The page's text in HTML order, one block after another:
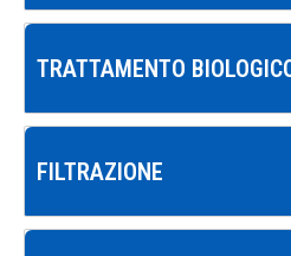
TRATTAMENTO
FILTRAZIONE